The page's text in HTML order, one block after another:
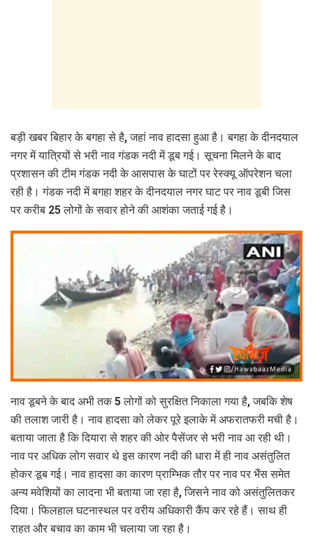
बड़ी खबर बिहार के बगहा से है, जहां नाव हादसा हुआ है। बगहा के दीनदयाल
नगर में यात्रियों से भरी नाव गंडक नदी में डूब गई। सूचना मिलने के बाद
प्रशासन की टीम गंडक नदी के आसपास के घाटों पर रेस्क्यू ऑपरेशन चला
रही है। गंडक नदी में बगहा शहर के दीनदयाल नगर घाट पर नाव डूबी जिस
पर करीब 25 लोगों के सवार होने की आशंका जताई गई है।
नाव डूबने के बाद अभी तक 5 लोगों को सुरक्षित निकाला गया है, जबकि शेष
की तलाश जारी है। नाव हादसा को लेकर पूरे इलाके में अफरातफरी मची है।
बताया जाता है कि दियारा से शहर की ओर पैसेंजर से भरी नाव आ रही थी।
नाव पर अधिक लोग सवार थे इस कारण नदी की धारा में ही नाव असंतुलित
होकर डूब गई। नाव हादसा का कारण प्राम्भिक तौर पर नाव पर भैंस समेत
अन्य मवेशियों का लादना भी बताया जा रहा है, जिसने नाव को असंतुलितकर
दिया। फिलहाल घटनास्थल पर वरीय अधिकारी कैंप कर रहे हैं। साथ ही
राहत और बचाव का काम भी चलाया जा रहा है।